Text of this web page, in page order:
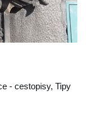
- cestopisy, Tipy